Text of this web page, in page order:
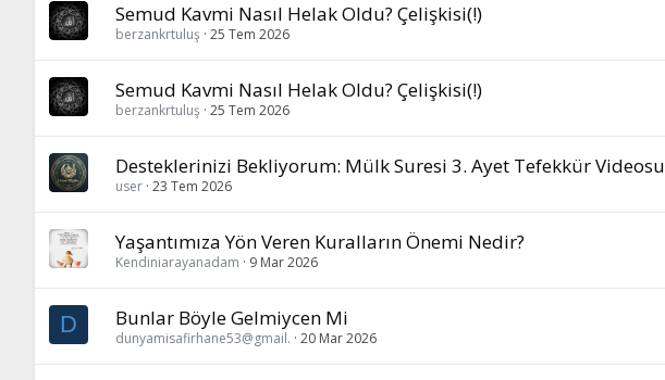
Semud Kavmi Nasıl Helak Oldu? Çelişkisi(!)
berzankrtuluş 25 Tem 2026
Semud Kavmi Nasıl Helak Oldu? Çelişkisi(!)
berzankrtuluş 25 Tem 2026
Desteklerinizi Bekliyorum: Mülk Suresi 3. Ayet Tefekkür Videosu
user 23 Tem 2026
Yaşantımıza Yön Veren Kuralların Önemi Nedir?
Kendiniarayanadam 9 Mar 2026
D Bunlar Böyle Gelmiycen Mi
dunyamisafirhane53@gmail. 20 Mar 2026